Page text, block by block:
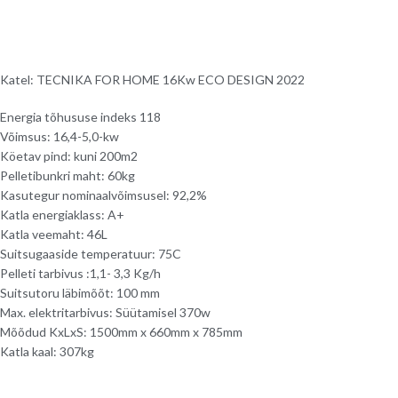
Katel: TECNIKA FOR HOME 16Kw ECO DESIGN 2022
Energia tõhususe indeks 118
Võimsus: 16,4-5,0-kw
Köetav pind: kuni 200m2
Pelletibunkri maht: 60kg
Kasutegur nominaalvõimsusel: 92,2%
Katla energiaklass: A+
Katla veemaht: 46L
Suitsugaaside temperatuur: 75C
Pelleti tarbivus :1,1- 3,3 Kg/h
Suitsutoru läbimõõt: 100 mm
Max. elektritarbivus: Süütamisel 370w
Mõõdud KxLxS: 1500mm x 660mm x 785mm
Katla kaal: 307kg